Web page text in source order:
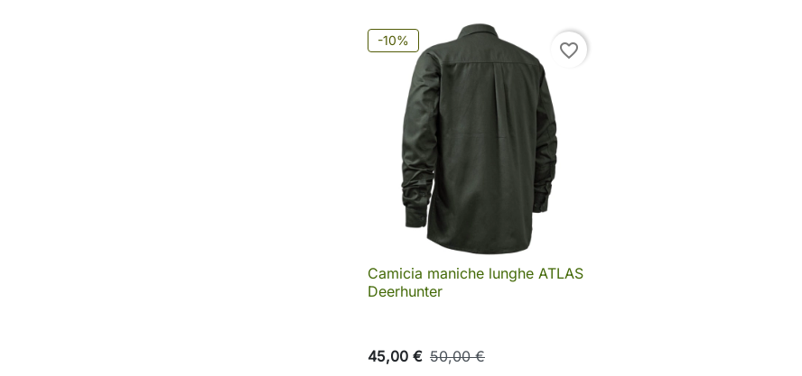
-10% favorite_border
 Anteprima
Camicia maniche lunghe ATLAS
Deerhunter
45,00 € 50,00 €